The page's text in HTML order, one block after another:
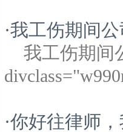
·我工伤期间
我工伤期间
·你好往律师